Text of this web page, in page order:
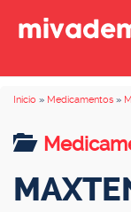
Inicio » Medicamentos »